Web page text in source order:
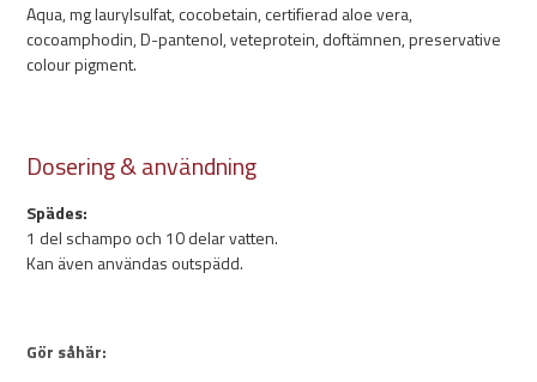
pH värde: 6,5
Förstärker den rödbruna färgen i pälsen
Neutraliserar missfärgningar
Aqua, mg laurylsulfat, cocobetain, certifierad aloe vera,
cocoamphodin, D-pantenol, veteprotein, doftämnen, preservative
colour pigment.
Dosering & användning
Spädes:
1 del schampo och 10 delar vatten.
Kan även användas outspädd.
Gör såhär: